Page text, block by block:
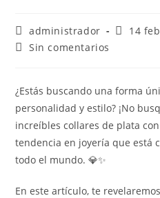
administrador 14
Sin comentarios
¿Estás buscando una forma
personalidad y estilo? ¡No
increíbles collares de plata
tendencia en joyería que está
todo el mundo. 💎✨
En este artículo, te